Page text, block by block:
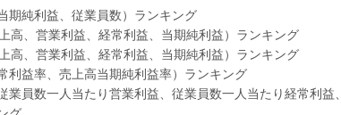
期純利益、従業員数）ランキング
高、営業利益、経常利益、当期純利益）ランキング
高、営業利益、経常利益、当期純利益）ランキング
利益率、売上高当期純利益率）ランキング
員数一人当たり営業利益、従業員数一人当たり経常利益、